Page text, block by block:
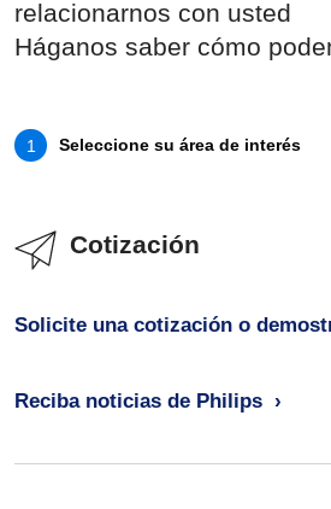
relacionarnos con usted
Háganos saber cómo
1 Seleccione su área de interés
Cotización
Solicite una cotización o
Reciba noticias de Philips